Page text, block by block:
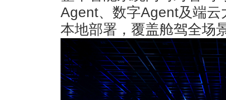
Agent、数字Agent及端
本地部署，覆盖舱驾全场